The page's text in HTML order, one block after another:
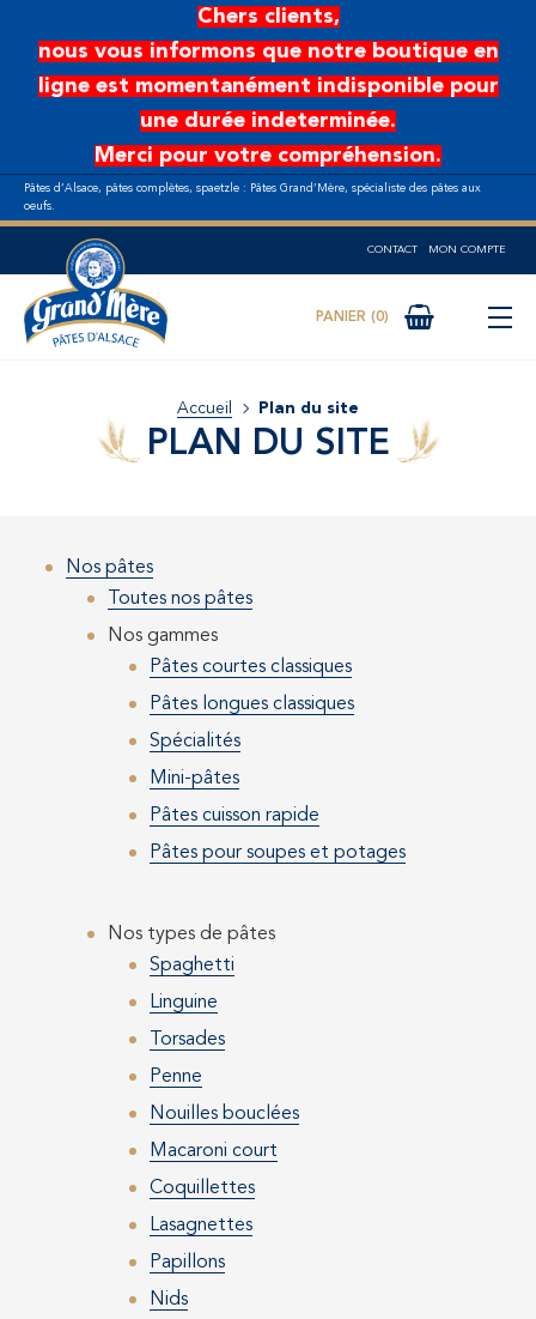
Aller au contenu principalChers clients,
nous vous informons que notre boutique en
ligne est momentanément indisponible pour
une durée indeterminée.
Merci pour votre compréhension.
Pâtes d’Alsace, pâtes complètes, spaetzle : Pâtes Grand’Mère, spécialiste des pâtes aux
oeufs.
CONTACT MON COMPTE
0
Accueil Plan du site
PLAN DU SITE
Nos pâtes
Toutes nos pâtes
Nos gammes
Pâtes courtes classiques
Pâtes longues classiques
Spécialités
Mini-pâtes
Pâtes cuisson rapide
Pâtes pour soupes et potages
Nos types de pâtes
Spaghetti
Linguine
Torsades
Penne
Nouilles bouclées
Macaroni court
Coquillettes
Lasagnettes
Papillons
Nids